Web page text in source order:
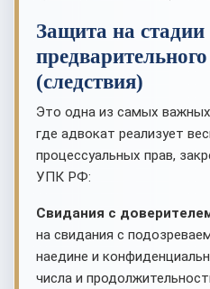
Защита на стадии
(следствия)
Это одна из самых
где адвокат реализует
процессуальных прав,
УПК РФ:
Свидания с
на свидания с
наедине и
числа и